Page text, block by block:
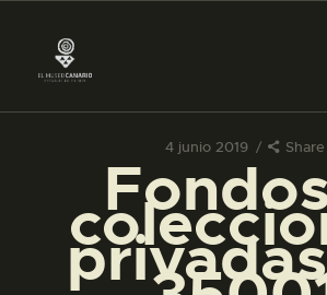
4 junio 2019 Share
PREPARAR LA VISITA
ACTIVIDADES